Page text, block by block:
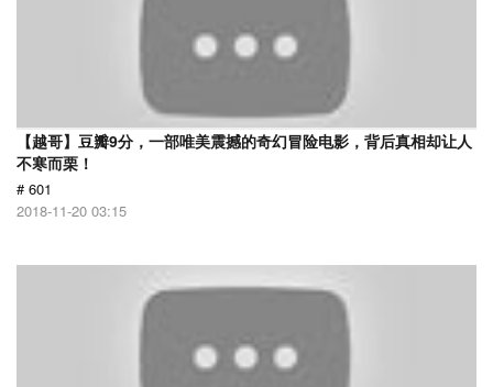
【越哥】豆瓣9分，一部唯美震撼的奇幻冒险电影，背后真相却让人
不寒而栗！
# 601
2018-11-20 03:15